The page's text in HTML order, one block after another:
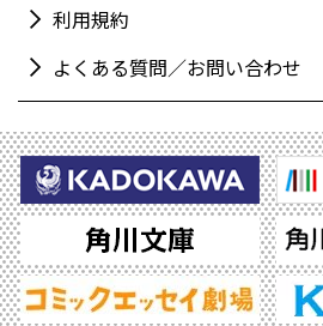
利用規約
よくある質問／お問い合わせ